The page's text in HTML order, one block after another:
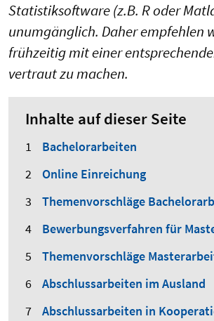
Statistiksoftware (z.B. R oder
unumgänglich. Daher empfehlen
frühzeitig mit einer
vertraut zu machen.
Inhalte auf dieser Seite
Bachelorarbeiten
Online Einreichung
Themenvorschläge
Bewerbungsverfahren für
Themenvorschläge
Abschlussarbeiten im Ausland
Abschlussarbeiten in